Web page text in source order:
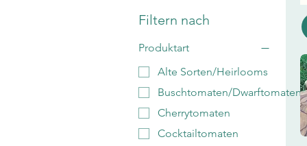
Filtern nach
Produktart
Alte Sorten/Heirlooms
Buschtomaten/
Cherrytomaten
Cocktailtomaten